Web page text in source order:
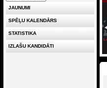
JAUNUMI
SPĒĻU KALENDĀRS
STATISTIKA
IZLAŠU KANDIDĀTI